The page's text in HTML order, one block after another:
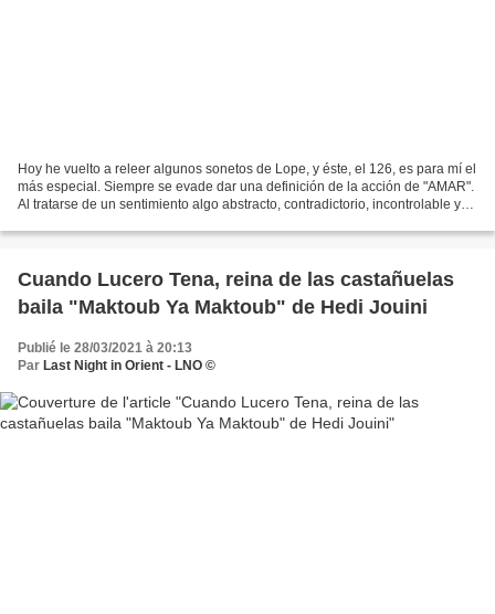
Hoy he vuelto a releer algunos sonetos de Lope, y éste, el 126, es para mí el
más especial. Siempre se evade dar una definición de la acción de "AMAR".
Al tratarse de un sentimiento algo abstracto, contradictorio, incontrolable y
Cuando Lucero Tena, reina de las castañuelas
baila "Maktoub Ya Maktoub" de Hedi Jouini
Publié le 28/03/2021 à 20:13
Par Last Night in Orient - LNO ©